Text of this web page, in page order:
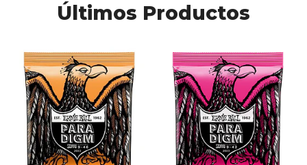
Últimos Productos